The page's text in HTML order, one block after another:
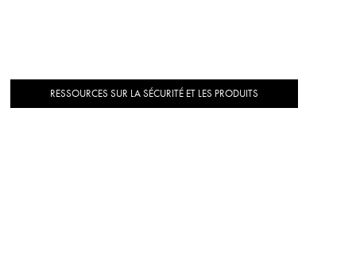
RESSOURCES SUR LA SÉCURITÉ ET LES PRODUITS